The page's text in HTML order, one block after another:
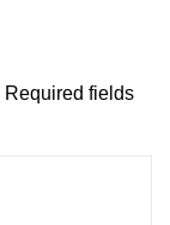
Required fields